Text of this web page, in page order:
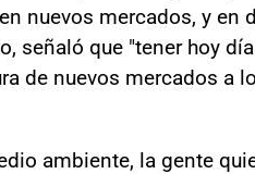
nuevos mercados, y en
señaló que "tener hoy
de nuevos mercados a
ambiente, la gente